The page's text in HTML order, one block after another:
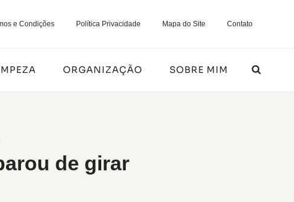
e Condições Política Privacidade Mapa do Site Contato
ORGANIZAÇÃO SOBRE MIM
de girar